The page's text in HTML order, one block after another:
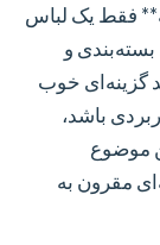
فقط یک لباس
و
گزینه‌ای خوب
باشد،
موضوع
مقرون به